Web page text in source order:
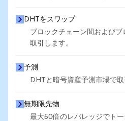
DHTをスワップ
ブロックチェーン間および
取引します。
予測
DHTと暗号資産予測市場で取
無期限先物
最大50倍のレバレッジでト